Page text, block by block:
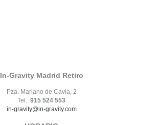
In-Gravity Madrid Retiro
Pza. Mariano de Cavia, 2
Tel.: 915 524 553
in-gravity@in-gravity.com